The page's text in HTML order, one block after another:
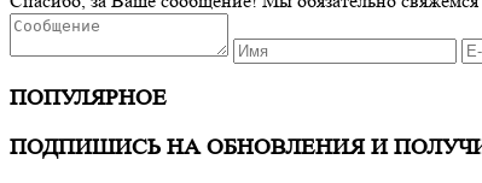
ПОПУЛЯРНОЕ
ПОДПИШИСЬ НА ОБНОВЛЕНИЯ И